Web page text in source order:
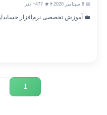
👨‍🎓 477+ نفر
💼 آموزش تخصصی نرم‌افزار